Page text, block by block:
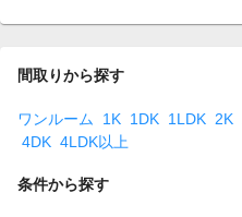
間取りから探す
ワンルーム 1K 1DK 1LDK 2K
4DK 4LDK以上
条件から探す